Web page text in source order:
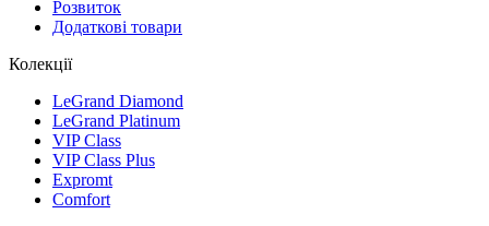
Розвиток
Додаткові товари
Колекції
LeGrand Diamond
LeGrand Platinum
VIP Class
VIP Class Plus
Expromt
Comfort